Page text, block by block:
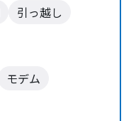
引っ越し
モデム